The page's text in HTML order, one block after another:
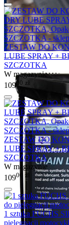
ZESTAW DO
LUBE SPRAY +
SZCZOTKA
W magazynie
10900 zł
ZESTAW DO
LUBE SPRAY +
SZCZOTKA
W magazynie
10900 zł
1 sztuka FUCHS
pielęgnacji